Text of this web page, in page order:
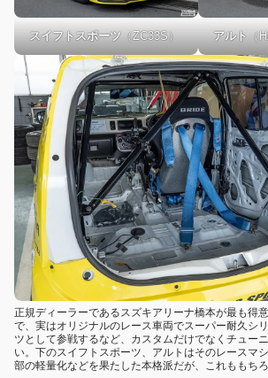
スイフトスポーツ （ZC33S） アルト （
正規ディーラーであるスズキアリーナ橋本が最も得
で、実はオリジナルのレース車両でスーパー耐久シ
ツとして参戦するなど、カスタムだけでなくチュー
い。下のスイフトスポーツ、アルトはそのレースマ
部の軽量化などを果たした本格派だが、これももち